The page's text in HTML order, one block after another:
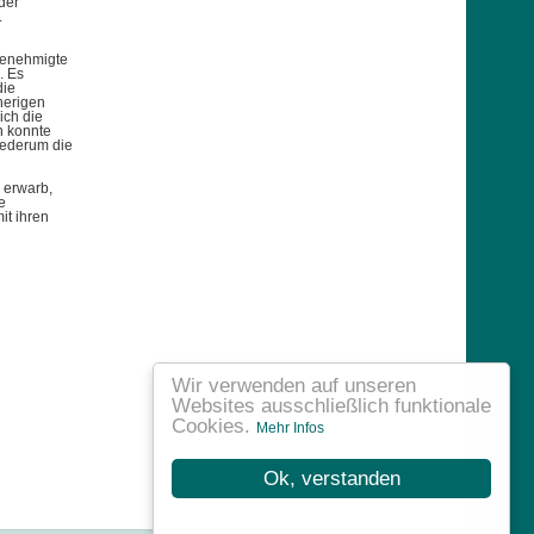
Ok, verstanden
Wir verwenden auf unseren
Websites ausschließlich funktionale
Cookies.
Mehr Infos
Es
die
konnte
die
erwarb,
ihren